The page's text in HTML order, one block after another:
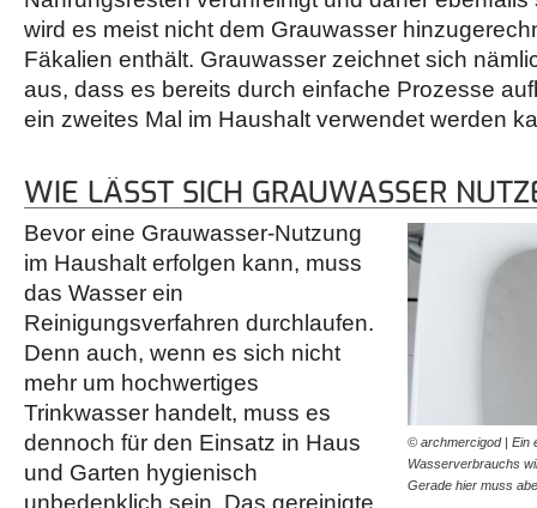
wird es meist nicht dem Grauwasser
Fäkalien enthält. Grauwasser zeichnet sich
aus, dass es bereits durch einfache Prozesse
ein zweites Mal im Haushalt verwendet werden
WIE LÄSST SICH GRAUWASSER
© archmercigod | Ein
Wasserverbrauchs
Gerade hier muss
Bevor eine Grauwasser-Nutzung
im Haushalt erfolgen kann, muss
das Wasser ein
Reinigungsverfahren durchlaufen.
Denn auch, wenn es sich nicht
mehr um hochwertiges
Trinkwasser handelt, muss es
dennoch für den Einsatz in Haus
und Garten hygienisch